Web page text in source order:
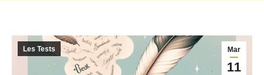
Mar
11
Les Tests